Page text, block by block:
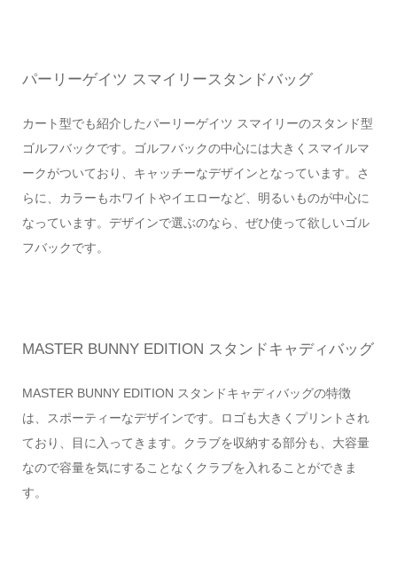
パーリーゲイツ スマイリースタンドバッグ
カート型でも紹介したパーリーゲイツ スマイリーのスタンド型
ゴルフバックです。ゴルフバックの中心には大きくスマイルマ
ークがついており、キャッチーなデザインとなっています。さ
らに、カラーもホワイトやイエローなど、明るいものが中心に
なっています。デザインで選ぶのなら、ぜひ使って欲しいゴル
フバックです。
MASTER BUNNY EDITION スタンドキャディバッグ
MASTER BUNNY EDITION スタンドキャディバッグの特徴
は、スポーティーなデザインです。ロゴも大きくプリントされ
ており、目に入ってきます。クラブを収納する部分も、大容量
なので容量を気にすることなくクラブを入れることができま
す。